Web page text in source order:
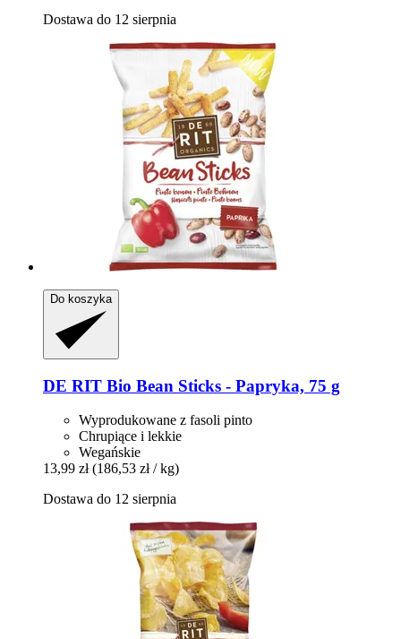
Dostawa do 12 sierpnia
Do koszyka
DE RIT Bio Bean Sticks -​ Papryka, 75 g
Wyprodukowane z fasoli pinto
Chrupiące i lekkie
Wegańskie
13,99 zł (186,53 zł / kg)
Dostawa do 12 sierpnia